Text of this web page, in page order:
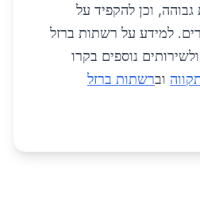
וכן להקפיד על
למידע על רשתות ברזל
נוספים בקרו
וברשתות ברזל